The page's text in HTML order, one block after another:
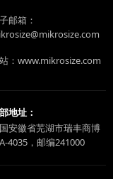
邮箱：
： www.mikrosize.com
地址：
安徽省芜湖市瑞丰商博
4035，邮编241000